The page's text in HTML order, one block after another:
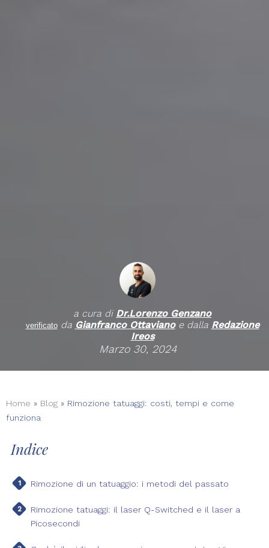
a cura di Dr.Lorenzo Genzano
verificatoda Gianfranco Ottavianoe dalla Redazione
Ireos
Marzo 30, 2024
Home » Blog » Rimozione tatuaggi: costi, tempi e come
funziona
Indice
Rimozione di un tatuaggio: i metodi del passato
Rimozione tatuaggi: il laser Q-Switched e il laser a
Picosecondi